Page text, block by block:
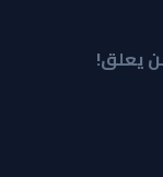
يعلق!